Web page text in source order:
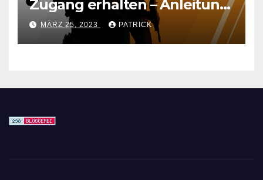
Zugang erhalten – Anleitung
für den CS GO Nachfolger
MÄRZ 25, 2023 PATRICK